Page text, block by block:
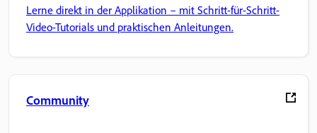
Lerne direkt in der Applikation – mit Schritt-für-Schritt-
Video-Tutorials und praktischen Anleitungen.
Community